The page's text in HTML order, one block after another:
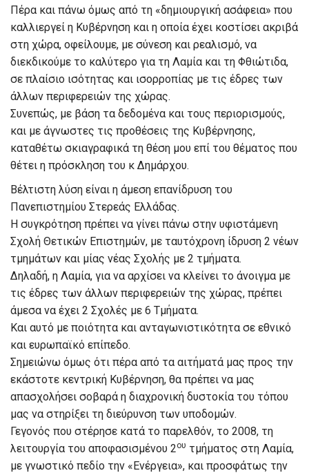
Πέρα και πάνω όμως από τη «δημιουργική ασάφεια» που
καλλιεργεί η Κυβέρνηση και η οποία έχει κοστίσει ακριβά
στη χώρα, οφείλουμε, με σύνεση και ρεαλισμό, να
διεκδικούμε το καλύτερο για τη Λαμία και τη Φθιώτιδα,
σε πλαίσιο ισότητας και ισορροπίας με τις έδρες των
άλλων περιφερειών της χώρας.
Συνεπώς, με βάση τα δεδομένα και τους περιορισμούς,
και με άγνωστες τις προθέσεις της Κυβέρνησης,
καταθέτω σκιαγραφικά τη θέση μου επί του θέματος που
θέτει η πρόσκληση του κ Δημάρχου.
Βέλτιστη λύση είναι η άμεση επανίδρυση του
Πανεπιστημίου Στερεάς Ελλάδας.
Η συγκρότηση πρέπει να γίνει πάνω στην υφιστάμενη
Σχολή Θετικών Επιστημών, με ταυτόχρονη ίδρυση 2 νέων
τμημάτων και μίας νέας Σχολής με 2 τμήματα.
Δηλαδή, η Λαμία, για να αρχίσει να κλείνει το άνοιγμα με
τις έδρες των άλλων περιφερειών της χώρας, πρέπει
άμεσα να έχει 2 Σχολές με 6 Τμήματα.
Και αυτό με ποιότητα και ανταγωνιστικότητα σε εθνικό
και ευρωπαϊκό επίπεδο.
Σημειώνω όμως ότι πέρα από τα αιτήματά μας προς την
εκάστοτε κεντρική Κυβέρνηση, θα πρέπει να μας
απασχολήσει σοβαρά η διαχρονική δυστοκία του τόπου
μας να στηρίξει τη διεύρυνση των υποδομών.
Γεγονός που στέρησε κατά το παρελθόν, το 2008, τη
λειτουργία του αποφασισμένου 2ου τμήματος στη Λαμία,
με γνωστικό πεδίο την «Ενέργεια», και προσφάτως την